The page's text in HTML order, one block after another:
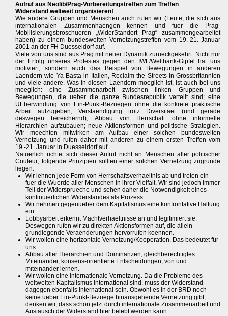
Aufruf aus Neolib/Prag-Vorbereitungstreffen zum Treffen
Widerstand weltweit organisieren!
Wie andere Gruppen und Menschen auch rufen wir (Leute, die sich aus
internationalen Zusammenhaengen kennen und fuer die Prag-
Mobilisierungsbroschueren „WiderStandort Prag“ zusammengearbeitet
haben) zu einem bundesweiten Vernetzungstreffen vom 19.-21. Januar
2001 an der FH Duesseldorf auf.
Viele von uns sind aus Prag mit neuer Dynamik zurueckgekehrt. Nicht nur
der Erfolg unseres Protestes gegen den IWF/Weltbank-Gipfel hat uns
motiviert, sondern auch das Beispiel von Bewegungen in anderen
Laendern wie Ya Basta in Italien, Reclaim the Streets in Grossbritannien
und viele andere. Was in diesen Laendern moeglich ist, ist auch bei uns
moeglich: eine Zusammenarbeit zwischen linken Gruppen und
Bewegungen, die ueber die ganze Bundesrepublik verteilt sind; eine
UEberwindung von Ein-Punkt-Bezuegen ohne die konkrete praktische
Arbeit aufzugeben; Verstaendigung trotz Diversitaet (und gerade
deswegen bereichernd); Abbau von Herrschaft ohne informelle
Hierarchien aufzubauen; neue Aktionsformen und politische Strategien.
Wir moechten mitwirken am Aufbau einer solchen bundesweiten
Vernetzung und rufen daher mit anderen zu einem ersten Treffen vom
19.-21. Januar in Duesseldorf auf.
Natuerlich richtet sich dieser Aufruf nicht an Menschen aller politischer
Couleur; folgende Prinzipien sollten einer solchen Vernetzung zugrunde
liegen:
Wir lehnen jede Form von Herrschaftsverhaeltnis ab und treten ein
fuer die Wuerde aller Menschen in ihrer Vielfalt. Wir sind jedoch immer
Teil der Widersprueche und sehen daher die Notwendigkeit eines
kontinuierlichen Widerstandes als Prozess.
Wir nehmen gegenueber dem Kapitalismus eine konfrontative Haltung
ein.
Lobbyarbeit erkennt Machtverhaeltnisse an und legitimiert sie.
Deswegen rufen wir zu direkten Aktionsformen auf, die allein
grundlegende Veraenderungen hervorrufen koennen.
Wir wollen eine horizontale Vernetzung/Kooperation. Das bedeutet für
uns:
Abbau aller Hierarchien und Dominanzen, gleichberechtigtes
Miteinander, konsens-orientierte Entscheidungen, von und
miteinander lernen.
Wir wollen eine internationale Vernetzung. Da die Probleme des
weltweiten Kapitalismus international sind, muss der Widerstand
dagegen ebenfalls international sein. Obwohl es in der BRD noch
keine ueber Ein-Punkt-Bezuege hinausgehende Vernetzung gibt,
denken wir, dass schon jetzt durch internationale Zusammenarbeit und
Austausch der Widerstand hier belebt werden kann.